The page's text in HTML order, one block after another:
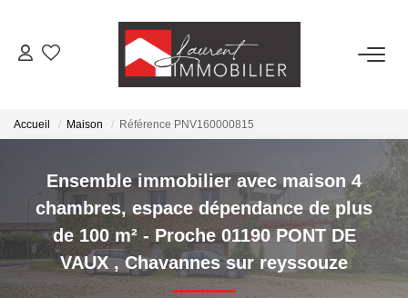
ACHETER
ESTIMER
FAIRE GÉRER
Accueil Maison Référence PNV160000815
Ensemble immobilier avec maison 4
chambres, espace dépendance de plus
de 100 m² - Proche 01190 PONT DE
VAUX,Chavannes sur reyssouze